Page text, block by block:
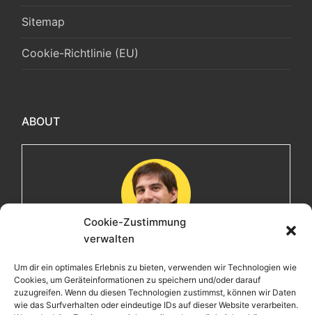
Cookie-Zustimmung
verwalten
Um dir ein optimales Erlebnis zu bieten, verwenden wir Technologien wie
Cookies, um Geräteinformationen zu speichern und/oder darauf
zuzugreifen. Wenn du diesen Technologien zustimmst, können wir Daten
wie das Surfverhalten oder eindeutige IDs auf dieser Website verarbeiten.
Sitemap
Cookie-Richtlinie (EU)
ABOUT
Herzlich willkommen! Ich bin Max, ein Informatiker mit
über 15 Jahren Berufserfahrung. Hier teile ich meine